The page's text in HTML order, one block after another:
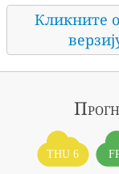
Кликните
THU 6